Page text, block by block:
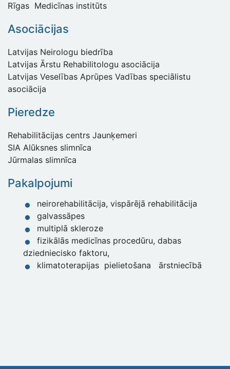
Rīgas Medicīnas institūts
Asociācijas
Latvijas Neirologu biedrība
Latvijas Ārstu Rehabilitologu asociācija
Latvijas Veselības Aprūpes Vadības speciālistu
asociācija
Pieredze
Rehabilitācijas centrs Jaunķemeri
SIA Alūksnes slimnīca
Jūrmalas slimnīca
Pakalpojumi
neirorehabilitācija, vispārējā rehabilitācija
galvassāpes
multiplā skleroze
fizikālās medicīnas procedūru, dabas
dziedniecisko faktoru,
klimatoterapijas pielietošana ārstniecībā